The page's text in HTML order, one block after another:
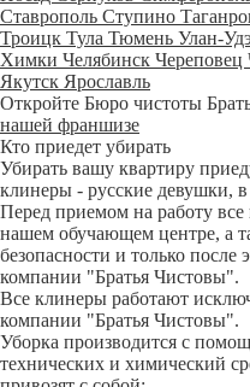
Ставрополь Ступино
Троицк Тула Тюмень Улан-
Химки Челябинск Череповец
Якутск Ярославль
Откройте Бюро чистоты
нашей франшизе
Кто приедет убирать
Убирать вашу квартиру
клинеры - русские девушки, в
Перед приемом на работу
нашем обучающем центре, а
безопасности и только после
компании "Братья Чистовы".
Все клинеры работают
компании "Братья Чистовы".
Уборка производится с
технических и химический